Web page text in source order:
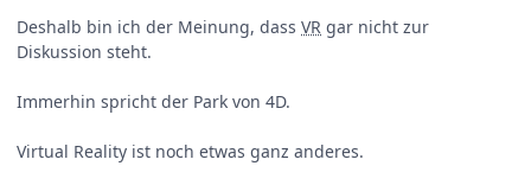
Deshalb bin ich der Meinung, dass VR gar nicht zur
Diskussion steht.
Immerhin spricht der Park von 4D.
Virtual Reality ist noch etwas ganz anderes.